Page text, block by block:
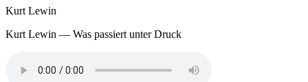
Kurt Lewin
Kurt Lewin — Was passiert unter Druck